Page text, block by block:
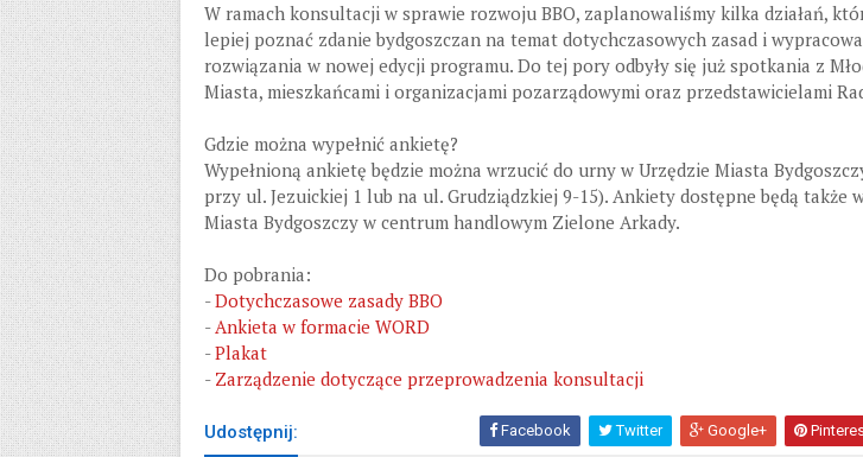
W ramach konsultacji w sprawie rozwoju BBO, zaplanowaliśmy kilka działań,
lepiej poznać zdanie bydgoszczan na temat dotychczasowych zasad i
rozwiązania w nowej edycji programu. Do tej pory odbyły się już spotkania z
Miasta, mieszkańcami i organizacjami pozarządowymi oraz przedstawicielami
Gdzie można wypełnić ankietę?
Wypełnioną ankietę będzie można wrzucić do urny w Urzędzie Miasta
przy ul. Jezuickiej 1 lub na ul. Grudziądzkiej 9-15). Ankiety dostępne będą także
Miasta Bydgoszczy w centrum handlowym Zielone Arkady.
Do pobrania:
-Dotychczasowe zasady BBO
-Ankieta w formacie WORD
-Plakat
- Zarządzenie dotyczące przeprowadzenia konsultacji
Udostępnij: Facebook Twitter Google+